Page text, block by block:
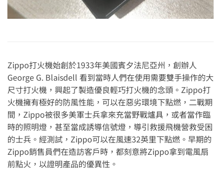
Zippo打火機始創於1933年美國賓夕法尼亞州，創辦人
George G. Blaisdell 看到當時人們在使用需要雙手操作的大
尺寸打火機，興起了製造優良輕巧打火機的念頭。Zippo打
火機擁有極好的防風性能，可以在惡劣環境下點燃，二戰期
間，Zippo被很多美軍士兵拿來充當野戰爐具，或者當作臨
時的照明燈，甚至當成誘導信號燈，導引救援飛機營救受困
的士兵。經測試，Zippo可以在風速32英里下點燃。早期的
Zippo銷售員們在造訪客戶時，都刻意將Zippo拿到電風扇
前點火，以證明產品的優異性。